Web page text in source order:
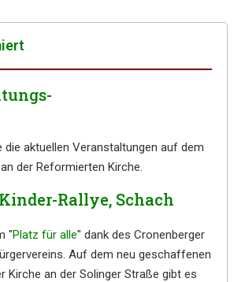
die aktuellen Veranstaltungen auf dem
der Reformierten Kirche.
Rallye, Schach
"Platz für alle" dank des Cronenberger
Auf dem neu geschaffenen
Kirche an der Solinger Straße gibt es